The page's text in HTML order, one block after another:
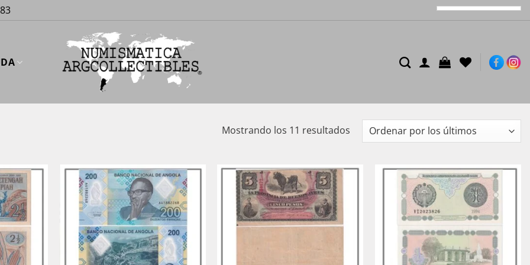
Mostrando los 11 resultadosOrdenado
por
últimos